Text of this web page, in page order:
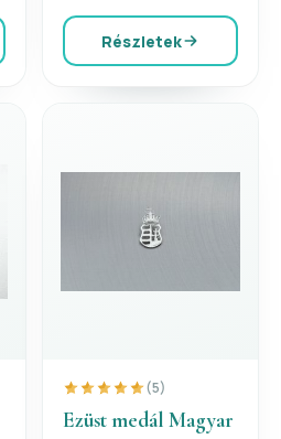
Részletek
(5)
Ezüst medál Magyar